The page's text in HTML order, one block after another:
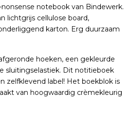
notebook van Bindewerk.
lichtgrijs cellulose board,
karton. Erg duurzaam
hoeken, een gekleurde
sluitingselastiek. Dit notitieboek
zelfklevend label! Het boekblok is
van hoogwaardig crèmekleurig